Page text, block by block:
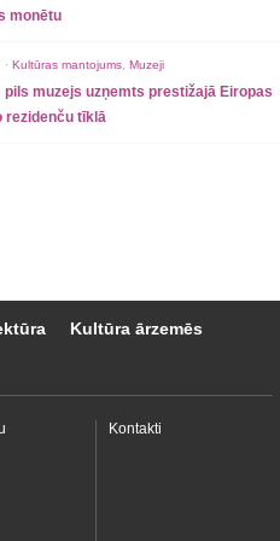
monētu
Kultūras mantojums Muzeji
pils muzejs uzņemts prestižajā Eiropas
rezidenču tīklā
Kultūra ārzemēs
Kontakti